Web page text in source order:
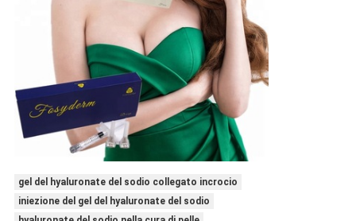
gel del hyaluronate del sodio collegato incrocio
iniezione del gel del hyaluronate del sodio